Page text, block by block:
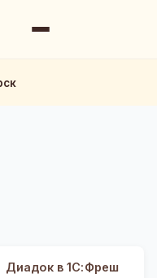
Диадок в 1С:Фреш